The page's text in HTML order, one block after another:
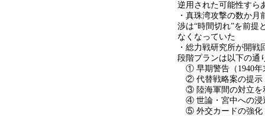
逆用された可能性すら
・真珠湾攻撃の数か月
渉は“時間切れ”を前提
なくなっていた
・総力戦研究所が開
段階プランは以下の通
① 早期警告（ 1940年
② 代替戦略案の提示
③ 陸海軍間の対立を
④ 世論・宮中への浸
⑤ 外交カードの強化